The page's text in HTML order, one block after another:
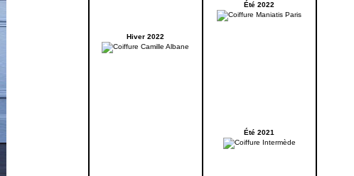
Hiver 2022
Été 2022
Été 2021